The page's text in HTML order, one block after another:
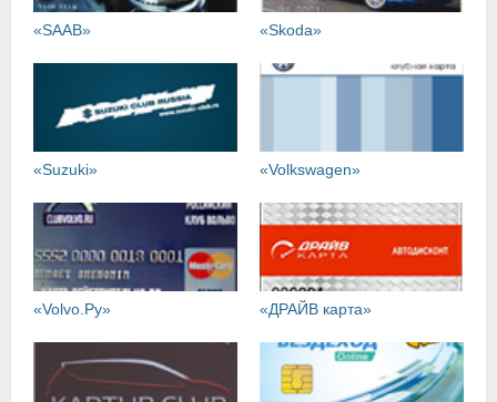
«SAAB» «Skoda»
«Suzuki» «Volkswagen»
«Volvo.Ру» «ДРАЙВ карта»